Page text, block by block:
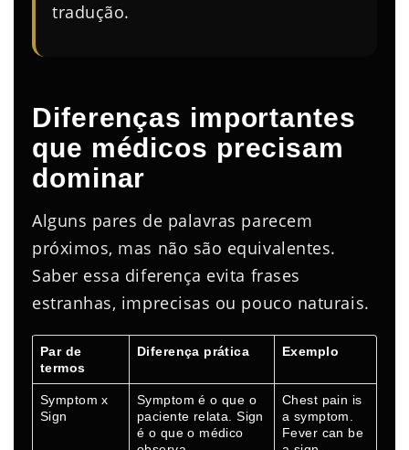
tradução.
Diferenças importantes
que médicos precisam
dominar
Alguns pares de palavras parecem
próximos, mas não são equivalentes.
Saber essa diferença evita frases
estranhas, imprecisas ou pouco naturais.
Par de
termos
Diferença prática Exemplo
Symptom x
Sign
Symptom é o que o
paciente relata. Sign
é o que o médico
Chest pain is
a symptom.
Fever can be